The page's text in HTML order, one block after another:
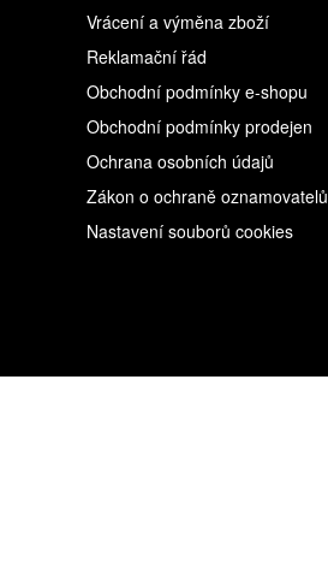
Vrácení a výměna zboží
Reklamační řád
Obchodní podmínky e-shopu
Obchodní podmínky prodejen
Ochrana osobních údajů
Zákon o ochraně oznamovatelů
Nastavení souborů cookies